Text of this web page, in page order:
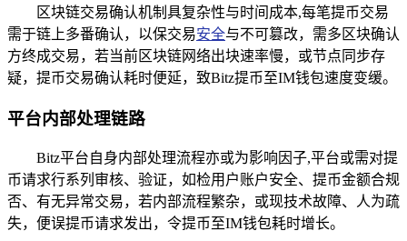
区块链交易确认机制具复杂性与时间成本,每笔提币交易
需于链上多番确认，以保交易安全与不可篡改，需多区块确认
方终成交易，若当前区块链网络出块速率慢，或节点同步存
疑，提币交易确认耗时便延，致Bitz提币至IM钱包速度变缓。
平台内部处理链路
Bitz平台自身内部处理流程亦或为影响因子,平台或需对提
币请求行系列审核、验证，如检用户账户安全、提币金额合规
否、有无异常交易，若内部流程繁杂，或现技术故障、人为疏
失，便误提币请求发出，令提币至IM钱包耗时增长。